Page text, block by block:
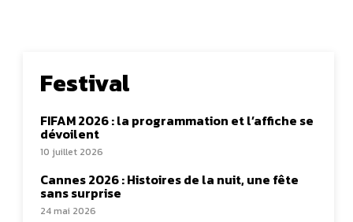
Festival
FIFAM 2026 : la programmation et l’affiche se
dévoilent
10 juillet 2026
Cannes 2026 : Histoires de la nuit, une fête
sans surprise
24 mai 2026